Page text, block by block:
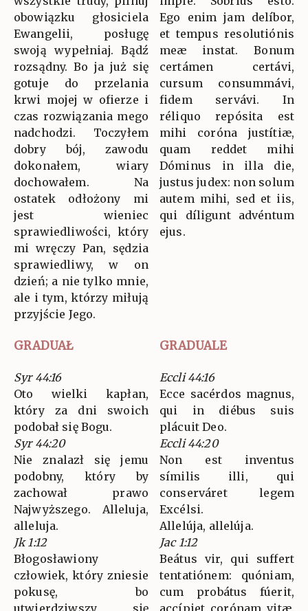
obowiązku głosiciela
Ewangelii, posługę
swoją wypełniaj. Bądź
rozsądny. Bo ja już się
gotuje do przelania
krwi mojej w ofierze i
czas rozwiązania mego
nadchodzi. Toczyłem
dobry bój, zawodu
dokonałem, wiary
dochowałem. Na
ostatek odłożony mi
jest wieniec
sprawiedliwości, który
mi wręczy Pan, sędzia
sprawiedliwy, w on
dzień; a nie tylko mnie,
ale i tym, którzy miłują
przyjście Jego.
Ego enim jam delíbor,
et tempus resolutiónis
meæ instat. Bonum
certámen certávi,
cursum consummávi,
fidem servávi. In
réliquo repósita est
mihi coróna justítiæ,
quam reddet mihi
Dóminus in illa die,
justus judex: non solum
autem mihi, sed et iis,
qui díligunt advéntum
ejus.
GRADUAŁ GRADUALE
Syr 44:16
Oto wielki kapłan,
który za dni swoich
podobał się Bogu.
Syr 44:20
Nie znalazł się jemu
podobny, który by
zachował prawo
Najwyższego. Alleluja,
alleluja.
Jk 1:12
Błogosławiony
człowiek, który zniesie
pokusę, bo
Eccli 44:16
Ecce sacérdos magnus,
qui in diébus suis
plácuit Deo.
Eccli 44:20
Non est inventus
símilis illi, qui
conserváret legem
Excélsi.
Allelúja, allelúja.
Jac 1:12
Beátus vir, qui suffert
tentatiónem: quóniam,
cum probátus fúerit,